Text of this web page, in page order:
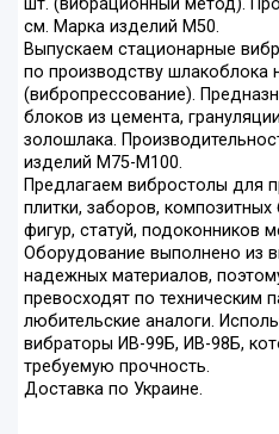
шт. (вибрационный метод).
см. Марка изделий М50.
Выпускаем стационарные
по производству шлакоблока
(вибропрессование).
блоков из цемента,
золошлака.
изделий М75-М100.
Предлагаем вибростолы для
плитки, заборов,
фигур, статуй, подоконников
Оборудование выполнено из
надежных материалов,
превосходят по техническим
любительские аналоги.
вибраторы ИВ-99Б, ИВ-98Б,
требуемую прочность.
Доставка по Украине.